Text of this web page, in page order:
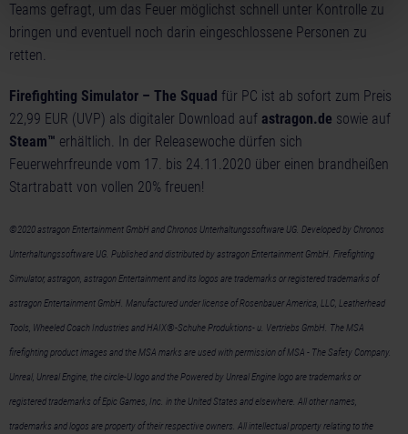
Teams gefragt, um das Feuer möglichst schnell unter Kontrolle zu
bringen und eventuell noch darin eingeschlossene Personen zu
retten.
Firefighting Simulator – The Squad für PC ist ab sofort zum Preis
22,99 EUR (UVP) als digitaler Download auf astragon.de sowie auf
Steam™ erhältlich. In der Releasewoche dürfen sich
Feuerwehrfreunde vom 17. bis 24.11.2020 über einen brandheißen
Startrabatt von vollen 20% freuen!
©2020 astragon Entertainment GmbH and Chronos Unterhaltungssoftware UG. Developed by Chronos
Unterhaltungssoftware UG. Published and distributed by astragon Entertainment GmbH. Firefighting
Simulator, astragon, astragon Entertainment and its logos are trademarks or registered trademarks of
astragon Entertainment GmbH. Manufactured under license of Rosenbauer America, LLC, Leatherhead
Tools, Wheeled Coach Industries and HAIX®-Schuhe Produktions- u. Vertriebs GmbH. The MSA
firefighting product images and the MSA marks are used with permission of MSA - The Safety Company.
Unreal, Unreal Engine, the circle-U logo and the Powered by Unreal Engine logo are trademarks or
registered trademarks of Epic Games, Inc. in the United States and elsewhere. All other names,
trademarks and logos are property of their respective owners. All intellectual property relating to the